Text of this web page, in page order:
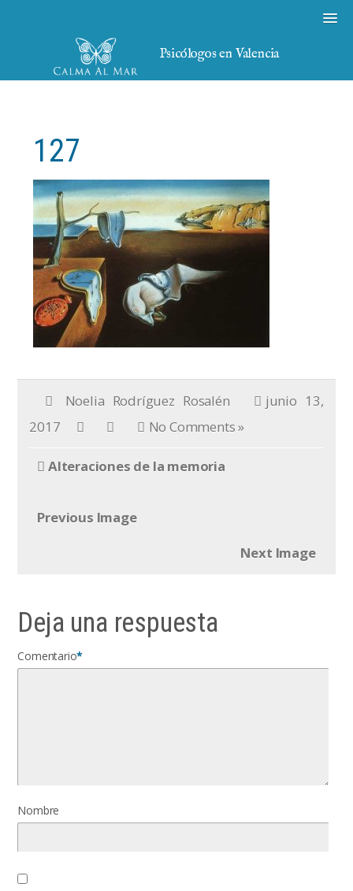
Psicólogos en Valencia
127
Noelia Rodríguez Rosalén
junio 13,
2017
No Comments »
Alteraciones de la memoria
Previous Image
Next Image
Deja una respuesta
Comentario*
Nombre